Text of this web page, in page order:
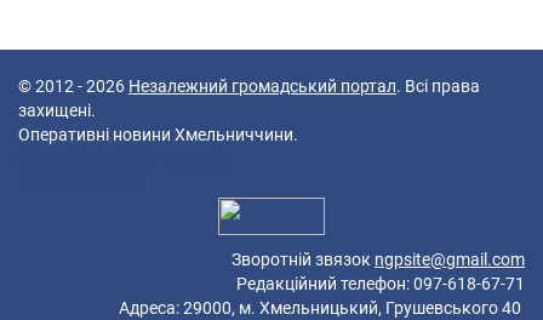
© 2012 - 2026 Незалежний громадський портал. Всі права
захищені.
Оперативні новини Хмельниччини.
Зворотній звязок ngpsite@gmail.com
Редакційний телефон: 097-618-67-71
Адреса: 29000, м. Хмельницький, Грушевського 40